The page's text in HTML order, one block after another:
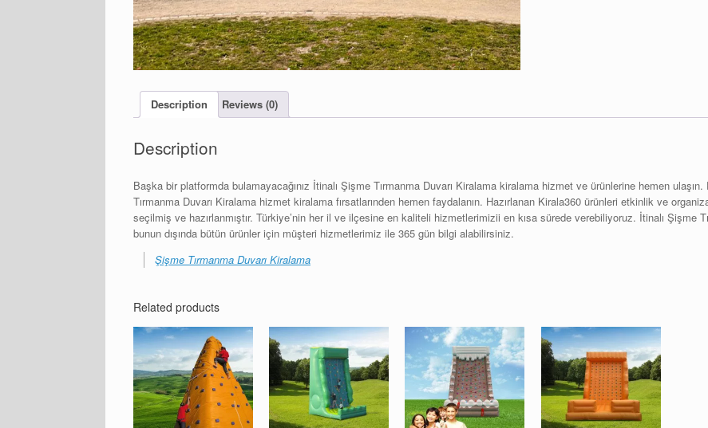
Description Reviews (0)
Description
Başka bir platformda bulamayacağınız İtinalı Şişme Tırmanma Duvarı Kiralama kiralama hizmet ve ürünlerine hemen
Tırmanma Duvarı Kiralama hizmet kiralama fırsatlarınden hemen faydalanın. Hazırlanan Kirala360 ürünleri etkinlik ve
seçilmiş ve hazırlanmıştır. Türkiye’nin her il ve ilçesine en kaliteli hizmetlerimizii en kısa sürede verebiliyoruz. İtinalı Şişme
bunun dışında bütün ürünler için müşteri hizmetlerimiz ile 365 gün bilgi alabilirsiniz.
Şişme Tırmanma Duvarı Kiralama
Related products